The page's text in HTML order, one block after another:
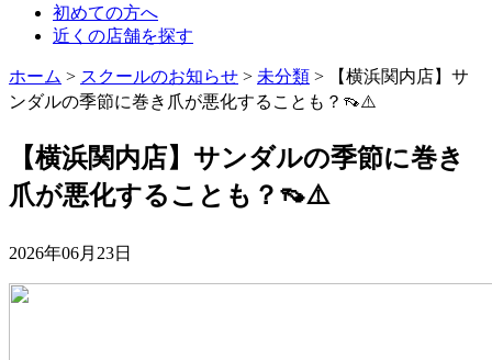
初めての方へ
近くの店舗を探す
ホーム > スクールのお知らせ > 未分類 >
【横浜関内店】サ
ンダルの季節に巻き爪が悪化することも？👡⚠️
【横浜関内店】サンダルの季節に巻き
爪が悪化することも？👡⚠️
2026年06月23日